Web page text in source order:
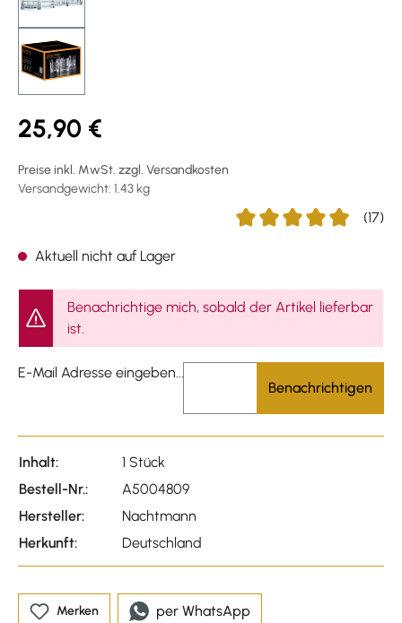
25,90 €
Preise inkl. MwSt. zzgl. Versandkosten
Versandgewicht: 1.43 kg
(17)
Aktuell nicht auf Lager
Benachrichtige mich, sobald der Artikel lieferbar
ist.
E-Mail Adresse eingeben...
Benachrichtigen
Inhalt:
1 Stück
Bestell-Nr.:
A5004809
Hersteller:
Nachtmann
Herkunft:
Deutschland
Merken per WhatsApp